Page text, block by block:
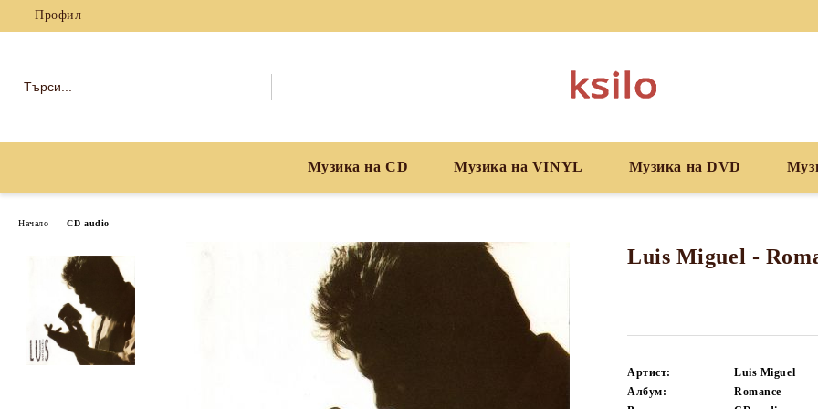
Профил
Музика на CD Музика на VINYL Музика на DVD
Начало CD audio
Luis Miguel -
Артист:
Luis Miguel
Албум:
Romance